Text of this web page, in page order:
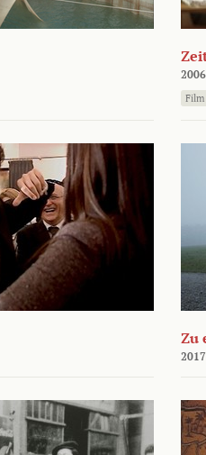
2006
Zu
2017